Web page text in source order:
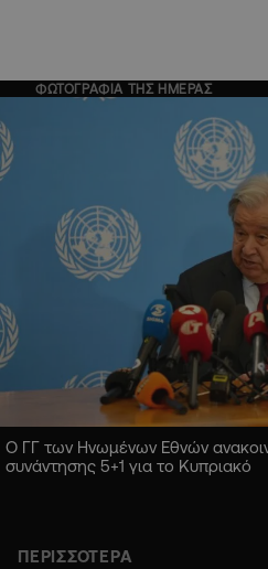
ΦΩΤΟΓΡΑΦΙΑ ΤΗΣ ΗΜΕΡΑΣ
Ο ΓΓ των Ηνωμένων Εθνών
συνάντησης 5+1 για το Κυπριακό
ΠΕΡΙΣΣΟΤΕΡΑ